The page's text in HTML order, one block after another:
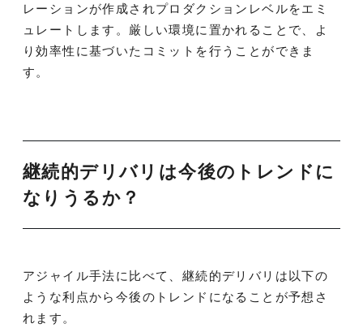
レーションが作成されプロダクションレベルをエミ
ュレートします。厳しい環境に置かれることで、よ
り効率性に基づいたコミットを行うことができま
す。
継続的デリバリは今後のトレンドに
なりうるか？
アジャイル手法に比べて、継続的デリバリは以下の
ような利点から今後のトレンドになることが予想さ
れます。